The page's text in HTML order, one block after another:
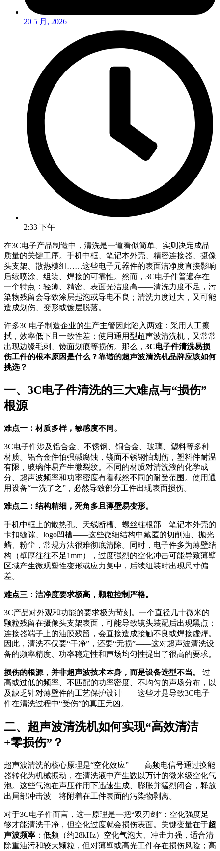
20 5 月, 2026
2:33 下午
在3C电子产品制造中，清洗是一道看似简单、实则决定成品
质量的关键工序。手机中框、笔记本外壳、精密连接器、摄像
头支架、散热模组……这些电子元器件的表面洁净度直接影响
后续喷涂、组装、焊接的可靠性。然而，3C电子件普遍存在
一个特点：轻薄、精密、表面光洁度高——清洗力度不足，污
染物残留会导致涂层起泡或导电不良；清洗力度过大，又可能
造成划伤、变形或镀层脱落。
许多3C电子制造企业的生产主管因此陷入两难：采用人工擦
拭，效率低下且一致性差；使用通用型超声波清洗机，又常常
出现边缘毛刺、镜面划痕等损伤。那么， 3C电子件清洗易损
伤工件的根本原因是什么？靠谱的超声波清洗机品牌应该如何
挑选？
一、3C电子件清洗的三大难点与“损伤”
根源
难点一：材质多样，敏感度不同。
3C电子件涉及铝合金、不锈钢、铜合金、玻璃、塑料等多种
材质。铝合金件怕强碱腐蚀，镜面不锈钢怕划伤，塑料件耐温
有限，玻璃件易产生微裂纹。不同的材质对清洗液的化学成
分、超声波频率和功率密度有着截然不同的耐受范围。使用通
用设备“一洗了之”，必然导致部分工件出现表面损伤。
难点二：结构精细，死角多且薄壁易变形。
手机中框上的散热孔、天线断槽、螺丝柱根部，笔记本外壳的
卡扣缝隙、logo凹槽——这些微细结构中藏匿的切削油、抛光
蜡、粉尘，常规方法很难彻底清除。同时，电子件多为薄壁结
构（壁厚往往不足1mm），过度强烈的空化冲击可能导致薄壁
区域产生微观塑性变形或应力集中，后续组装时出现尺寸偏
差。
难点三：洁净度要求极高，颗粒控制严格。
3C产品对外观和功能的要求极为苛刻。一个直径几十微米的
颗粒残留在摄像头支架表面，可能导致镜头装配后出现黑点；
连接器端子上的油膜残留，会直接造成接触不良或焊接虚焊。
因此，清洗不仅要“干净”，还要“无损”——这对超声波清洗设
备的频率精度、功率稳定性和声场均匀性提出了很高的要求。
损伤的根源，并非超声波技术本身，而是设备选型不当。
过
高或过低的频率、不匹配的功率密度、不均匀的声场分布，以
及缺乏针对薄壁件的工艺保护设计——这些才是导致3C电子
件在清洗过程中“受伤”的真正元凶。
二、超声波清洗机如何实现“高效清洁
+零损伤”？
超声波清洗的核心原理是“空化效应”——高频电信号通过换能
器转化为机械振动，在清洗液中产生数以万计的微米级空化气
泡。这些气泡在声压作用下迅速生成、膨胀并猛烈闭合，释放
出局部冲击波，将附着在工件表面的污染物剥离。
对于3C电子件而言，这一原理是一把“双刃剑”：空化强度足
够才能清洗干净，但空化过度就会损伤表面。关键变量在于超
声波频率 ：低频（约28kHz）空化气泡大、冲击力强，适合清
除重油污和较大颗粒，但对薄壁或高光工件存在损伤风险；高